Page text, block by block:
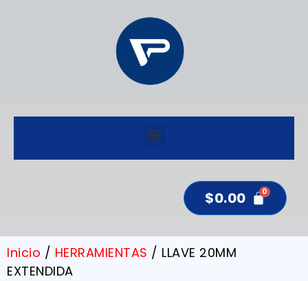
$0.00
Inicio / HERRAMIENTAS / LLAVE 20MM
EXTENDIDA